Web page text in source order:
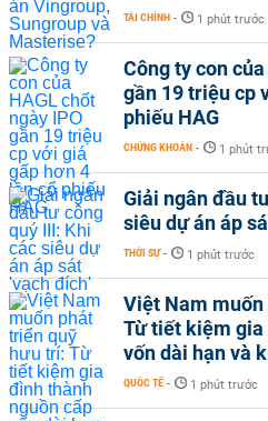
TÀI CHÍNH - 1 phút trước
Công ty con
gần 19 triệu cp
phiếu HAG
CHỨNG KHOÁN - 1 phút
Giải ngân đầu
siêu dự án áp
THỜI SỰ - 1 phút trước
Việt Nam
Từ tiết kiệm gia
vốn dài hạn và
QUỐC TẾ - 1 phút trước